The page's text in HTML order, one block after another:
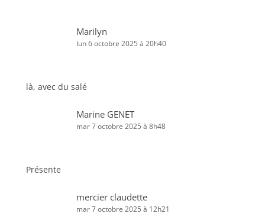
Marilyn
lun 6 octobre 2025 à 20h40
là, avec du salé
Marine GENET
mar 7 octobre 2025 à 8h48
Présente
mercier claudette
mar 7 octobre 2025 à 12h21